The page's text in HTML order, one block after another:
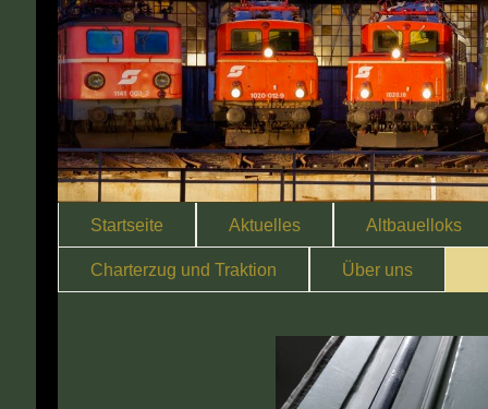
Startseite Aktuelles Altbauelloks
Charterzug und Traktion Über uns